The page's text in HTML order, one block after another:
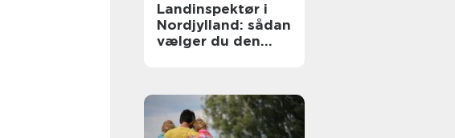
Landinspektør i
Nordjylland: sådan
vælger du den